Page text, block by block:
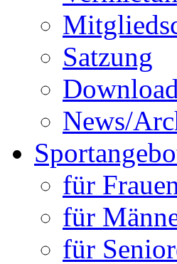
Satzung
News/
für
für
für